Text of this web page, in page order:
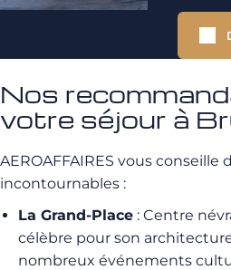
Nos
votre séjour à
AEROAFFAIRES vous conseille
incontournables :
La Grand-Place : Centre
célèbre pour son
nombreux événements